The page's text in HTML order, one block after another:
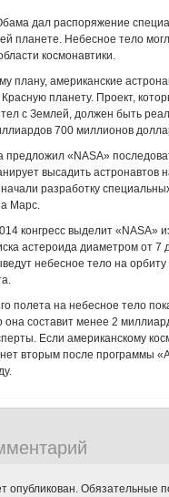
дал распоряжение
планете. Небесное тело
космонавтики.
плану, американские
планету. Проект,
с Землей, должен быть
700 миллионов
предложил «NASA»
высадить астронавтов
разработку
Марс.
конгресс выделит
астероида диаметром от
небесное тело на
полета на небесное тело
она составит менее 2
Если американскому
вторым после программы
опубликован. Обязательные